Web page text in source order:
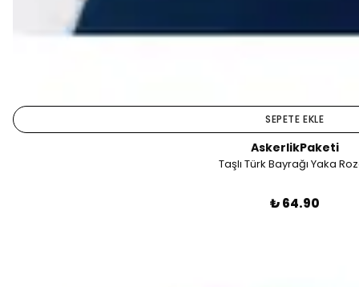
SEPETE EKLE
AskerlikPaketi
Taşlı Türk Bayrağı Yaka
₺ 64.90